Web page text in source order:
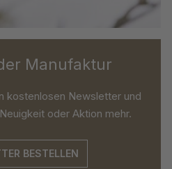
Manufaktur
kostenlosen Newsletter und
oder Aktion mehr.
BESTELLEN